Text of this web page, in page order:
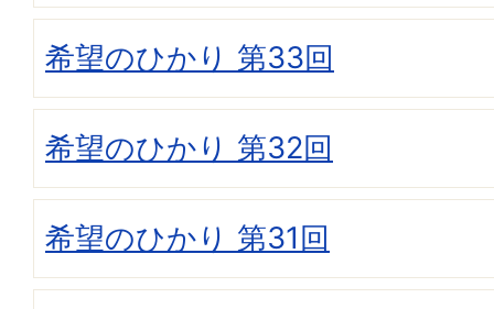
希望のひかり 第33回
希望のひかり 第32回
希望のひかり 第31回